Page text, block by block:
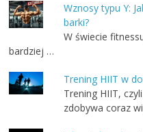
Wznosy typu Y:
barki?
W świecie
bardziej …
Trening HIIT w
Trening HIIT,
zdobywa coraz